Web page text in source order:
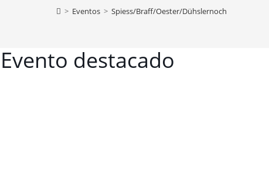
> Eventos > Spiess/Braff/Oester/Dühslernoch
Evento destacado